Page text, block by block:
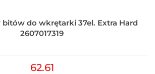
bitów do wkrętarki 37el. Extra Hard
2607017319
62.61